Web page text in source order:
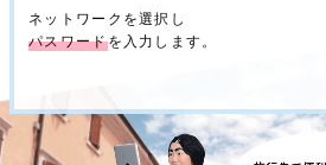
ネットワークを選択し
パスワードを入力します。